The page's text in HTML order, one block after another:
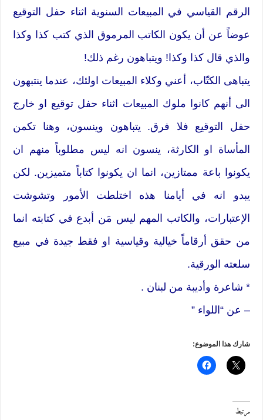
الرقم القياسي في المبيعات السنوية اثناء حفل التوقيع
عوضاً عن أن يكون الكاتب المرموق الذي كتب كذا وكذا
والذي قال كذا وكذا! ويتباهون رغم ذلك!
يتباهى الكتّاب، أعني وكلاء المبيعات اولئك، عندما ينتبهون
الى أنهم كانوا ملوك المبيعات اثناء حفل توقيع او خارج
حفل التوقيع فلا فرق. يتباهون وينسون، وهنا تكمن
المأساة او الكارثة، ينسون انه ليس مطلوباً منهم ان
يكونوا باعة ممتازين، انما ان يكونوا كتاباً متميزين. لكن
يبدو انه في أيامنا هذه اختلطت الأمور وتشوشت
الإعتبارات، والكاتب المهم ليس مَن أبدع في كتابته انما
من حقق أرقاماً خيالية وقياسية او فقط جيدة في مبيع
سلعته الورقية.
* شاعرة وأديبة من لبنان .
– عن “اللواء ”
شارك هذا الموضوع:
مرتبط